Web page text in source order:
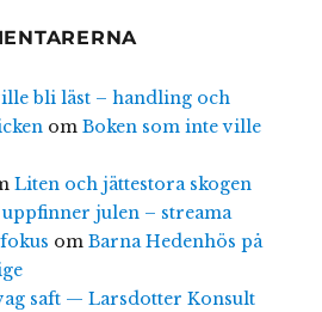
bli läst – handling och
om Boken som inte ville
Liten och jättestora skogen
julen – streama
om Barna Hedenhös på
saft — Larsdotter Konsult